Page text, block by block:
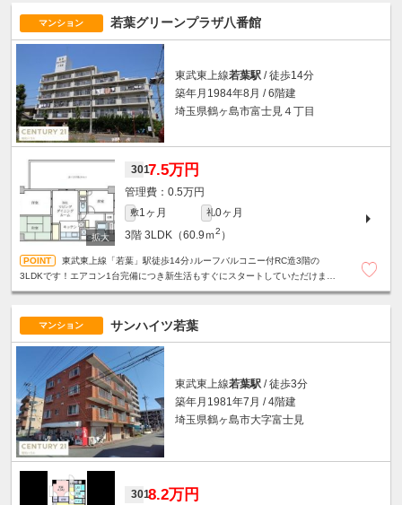
マンション 若葉グリーンプラザ八番館
東武東上線若葉駅 / 徒歩14分
築年月1984年8月 / 6階建
埼玉県鶴ヶ島市富士見４丁目
3017.5万円
0.5万円
敷1ヶ月 礼0ヶ月
3階 3LDK（60.9ｍ2 ）
東武東上線「若葉」駅徒歩14分♪ルーフバルコニー付RC造3階の
3LDKです！エアコン1台完備につき新生活もすぐにスタートしていただけます
マンション サンハイツ若葉
東武東上線若葉駅 / 徒歩3分
築年月1981年7月 / 4階建
埼玉県鶴ヶ島市大字富士見
3018.2万円